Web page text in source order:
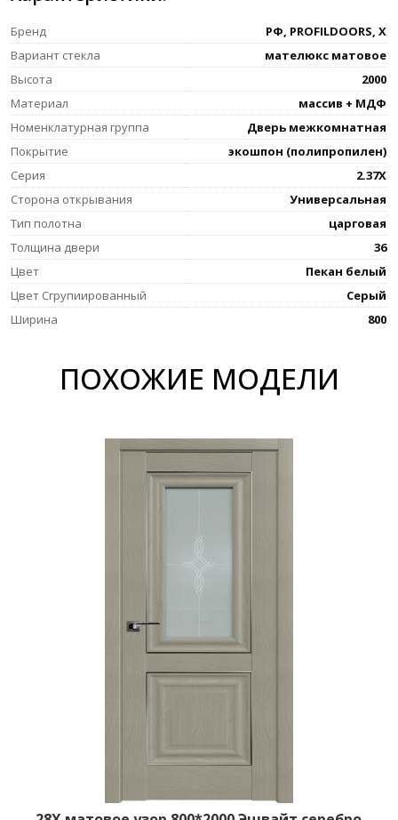
Бренд
РФ, PROFILDOORS, X
Вариант стекла
мателюкс матовое
Высота
2000
Материал
массив + МДФ
Номенклатурная группа
Дверь межкомнатная
Покрытие
экошпон (полипропилен)
Серия
2.37X
Сторона открывания
Универсальная
Тип полотна
царговая
Толщина двери
36
Цвет
Пекан белый
Цвет Сгрупиированный
Серый
Ширина
800
ПОХОЖИЕ МОДЕЛИ